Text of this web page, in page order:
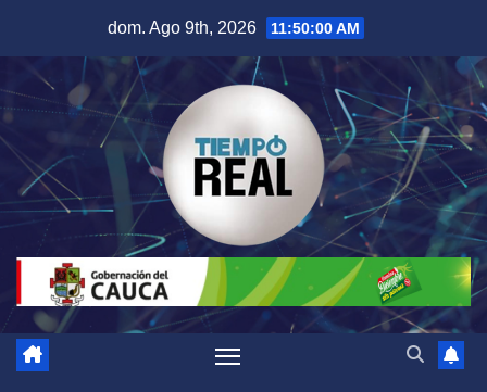
contenido
dom. Ago 9th, 2026 11:50:00 AM